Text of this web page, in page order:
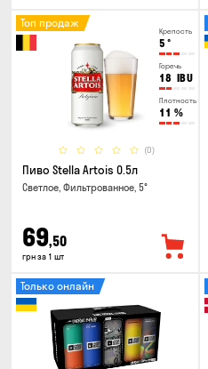
Крепость
5 °
Горечь
18 IBU
Плотность
11 %
(0)
Топ продаж
Пиво Stella Artois 0.5л
Светлое, Фильтрованное, 5°
69,50
грн за 1 шт
Только онлайн